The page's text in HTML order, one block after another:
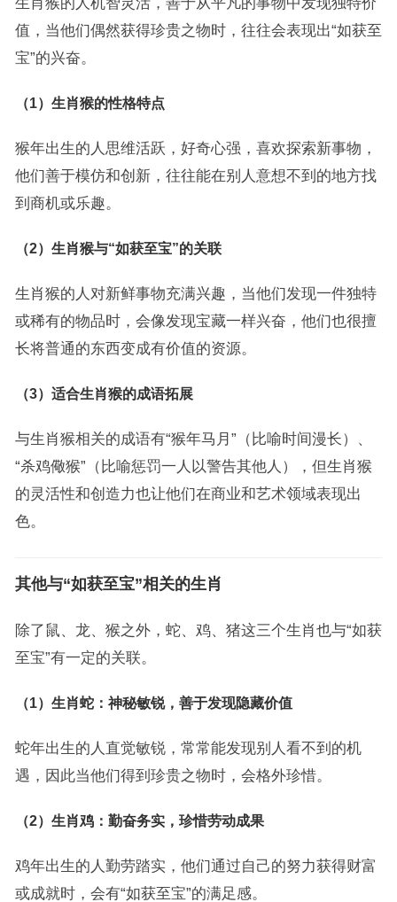
值，当他们偶然获得珍贵之物时，往往会表现出“如获至
宝”的兴奋。
（1）生肖猴的性格特点
猴年出生的人思维活跃，好奇心强，喜欢探索新事物，
他们善于模仿和创新，往往能在别人意想不到的地方找
到商机或乐趣。
（2）生肖猴与“如获至宝”的关联
生肖猴的人对新鲜事物充满兴趣，当他们发现一件独特
或稀有的物品时，会像发现宝藏一样兴奋，他们也很擅
长将普通的东西变成有价值的资源。
（3）适合生肖猴的成语拓展
与生肖猴相关的成语有“猴年马月”（比喻时间漫长）、
“杀鸡儆猴”（比喻惩罚一人以警告其他人），但生肖猴
的灵活性和创造力也让他们在商业和艺术领域表现出
色。
其他与“如获至宝”相关的生肖
除了鼠、龙、猴之外，蛇、鸡、猪这三个生肖也与“如获
至宝”有一定的关联。
（1）生肖蛇：神秘敏锐，善于发现隐藏价值
蛇年出生的人直觉敏锐，常常能发现别人看不到的机
遇，因此当他们得到珍贵之物时，会格外珍惜。
（2）生肖鸡：勤奋务实，珍惜劳动成果
鸡年出生的人勤劳踏实，他们通过自己的努力获得财富
或成就时，会有“如获至宝”的满足感。